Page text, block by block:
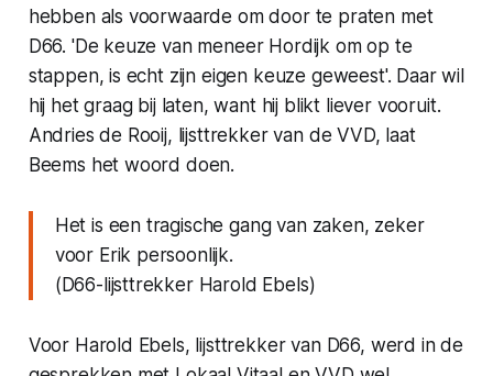
hebben als voorwaarde om door te praten met
D66. 'De keuze van meneer Hordijk om op te
stappen, is echt zijn eigen keuze geweest'. Daar wil
hij het graag bij laten, want hij blikt liever vooruit.
Andries de Rooij, lijsttrekker van de VVD, laat
Beems het woord doen.
Het is een tragische gang van zaken, zeker
voor Erik persoonlijk.
(D66-lijsttrekker Harold Ebels)
Voor Harold Ebels, lijsttrekker van D66, werd in de